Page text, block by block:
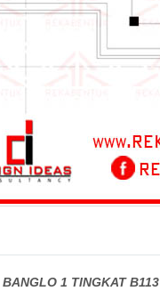
1 TINGKAT B113